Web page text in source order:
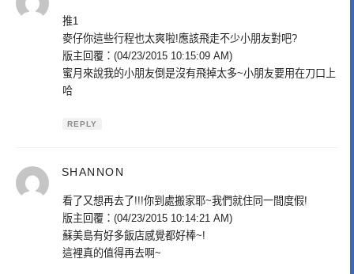
推1
麥仔你這些行程也太爽啦!應該飛走不少小朋友對吧?
版主回覆：(04/23/2015 10:15:09 AM)
蜜月來說我的小朋友倒是沒有飛掉太多~小朋友要用在刀口上
哈
REPLY
SHANNON
看了又想再去了!!!你到處搬家耶~我們就住同一間度假!
版主回覆：(04/23/2015 10:14:21 AM)
蘇美島有好多飯店感覺都好棒~!
這裡真的值得再去啊~